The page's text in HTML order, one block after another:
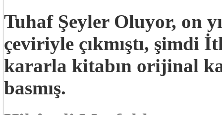
Tuhaf Şeyler Oluyor, on
çeviriyle çıkmıştı, şimdi
kararla kitabın orijinal
basmış.